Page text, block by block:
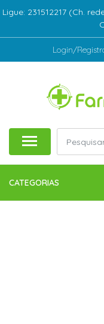
Ligue: 231512217 (Ch.
Login/
CATEGORIAS